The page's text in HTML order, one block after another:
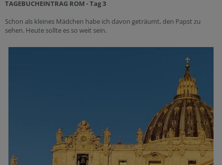
TAGEBUCHEINTRAG ROM - Tag 3
Schon als kleines Mädchen habe ich davon geträumt, den Papst zu
sehen. Heute sollte es so weit sein.